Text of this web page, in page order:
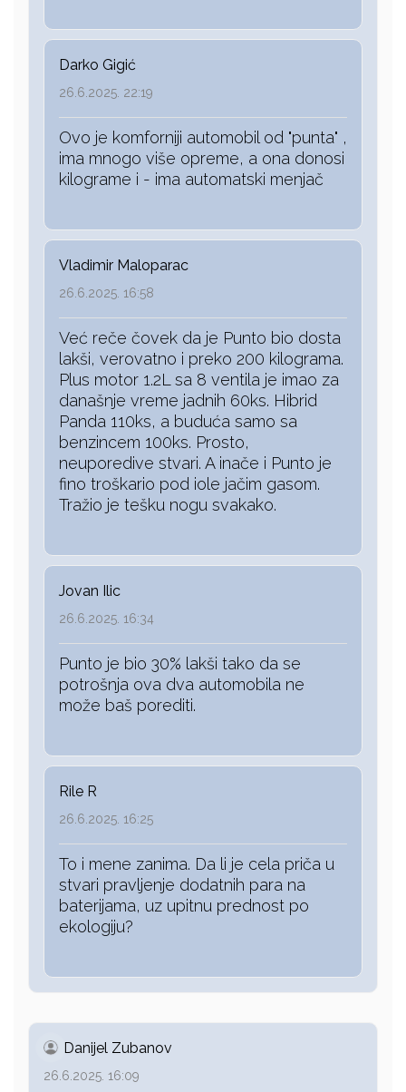
Darko Gigić
26.6.2025. 22:19
Ovo je komforniji automobil od "punta" ,
ima mnogo više opreme, a ona donosi
kilograme i - ima automatski menjač
Vladimir Maloparac
26.6.2025. 16:58
Već reče čovek da je Punto bio dosta
lakši, verovatno i preko 200 kilograma.
Plus motor 1.2L sa 8 ventila je imao za
današnje vreme jadnih 60ks. Hibrid
Panda 110ks, a buduća samo sa
benzincem 100ks. Prosto,
neuporedive stvari. A inače i Punto je
fino troškario pod iole jačim gasom.
Tražio je tešku nogu svakako.
Jovan Ilic
26.6.2025. 16:34
Punto je bio 30% lakši tako da se
potrošnja ova dva automobila ne
može baš porediti.
Rile R
26.6.2025. 16:25
To i mene zanima. Da li je cela priča u
stvari pravljenje dodatnih para na
baterijama, uz upitnu prednost po
ekologiju?
Danijel Zubanov
26.6.2025. 16:09